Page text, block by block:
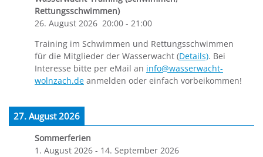
Rettungsschwimmen)
26. August 2026 20:00 - 21:00
Training im Schwimmen und Rettungsschwimmen
für die Mitglieder der Wasserwacht (Details). Bei
Interesse bitte per eMail an info@wasserwacht-
wolnzach.de anmelden oder einfach vorbeikommen!
27. August 2026
Sommerferien
1. August 2026 - 14. September 2026